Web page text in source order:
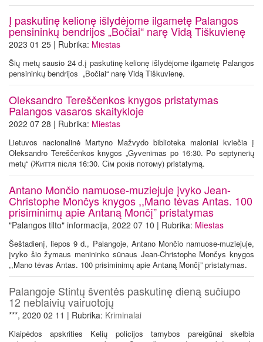
Į paskutinę kelionę išlydėjome ilgametę Palangos
pensininkų bendrijos „Bočiai“ narę Vidą Tiškuvienę
2023 01 25 | Rubrika: Miestas
Šių metų sausio 24 d.į paskutinę kelionę išlydėjome ilgametę Palangos
pensininkų bendrijos „Bočiai“ narę Vidą Tiškuvienę.
Oleksandro Tereščenkos knygos pristatymas
Palangos vasaros skaitykloje
2022 07 28 | Rubrika: Miestas
Lietuvos nacionalinė Martyno Mažvydo biblioteka maloniai kviečia į
Oleksandro Tereščenkos knygos „Gyvenimas po 16:30. Po septynerių
metų“ (Життя після 16:30. Сім років потому) pristatymą.
Antano Mončio namuose-muziejuje įvyko Jean-
Christophe Mončys knygos ,,Mano tėvas Antas. 100
prisiminimų apie Antaną Mončį” pristatymas
"Palangos tilto" informacija, 2022 07 10 | Rubrika: Miestas
Šeštadienį, liepos 9 d., Palangoje, Antano Mončio namuose-muziejuje,
įvyko šio žymaus menininko sūnaus Jean-Christophe Mončys knygos
,,Mano tėvas Antas. 100 prisiminimų apie Antaną Mončį” pristatymas.
Palangoje Stintų šventės paskutinę dieną sučiupo
12 neblaivių vairuotojų
***, 2020 02 11 | Rubrika: Kriminalai
Klaipėdos apskrities Kelių policijos tarnybos pareigūnai skelbia